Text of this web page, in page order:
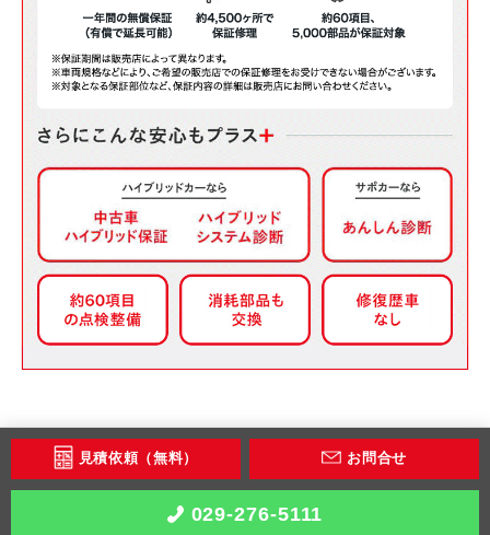
見積依頼（無料） お問合せ
029-276-5111